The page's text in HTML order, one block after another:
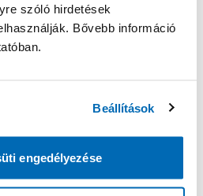
szóló hirdetések
Bővebb információ
Beállítások
engedélyezése